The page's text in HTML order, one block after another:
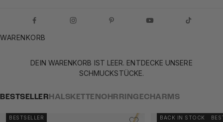
WARENKORB
DEIN WARENKORB IST LEER. ENTDECKE UNSERE
SCHMUCKSTÜCKE.
BESTSELLER HALSKETTEN OHRRINGECHARMS
BESTSELLER BACK IN STOCK